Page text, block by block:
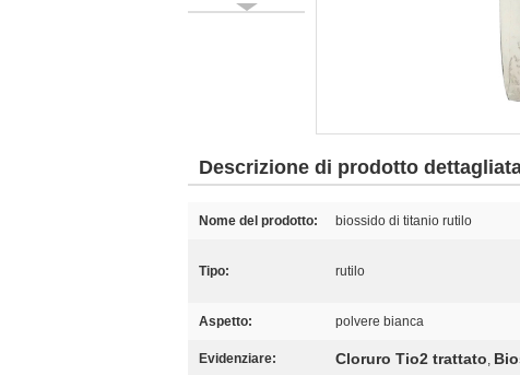
Descrizione di prodotto
Nome del prodotto: biossido di titanio rutilo
Tipo: rutilo
Aspetto: polvere bianca
Evidenziare: Cloruro Tio2 trattato,